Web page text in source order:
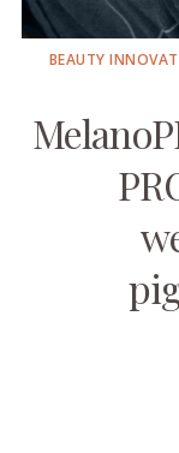
BEAUTY